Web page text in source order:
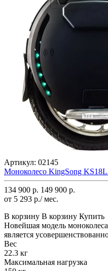
Артикул: 02145
Моноколесо KingSong
134 900 р. 149 900 р.
от 5 293 р./ мес.
В корзину В корзину Купить
Новейшая модель
является
Вес
22.3 кг
Максимальная нагрузка